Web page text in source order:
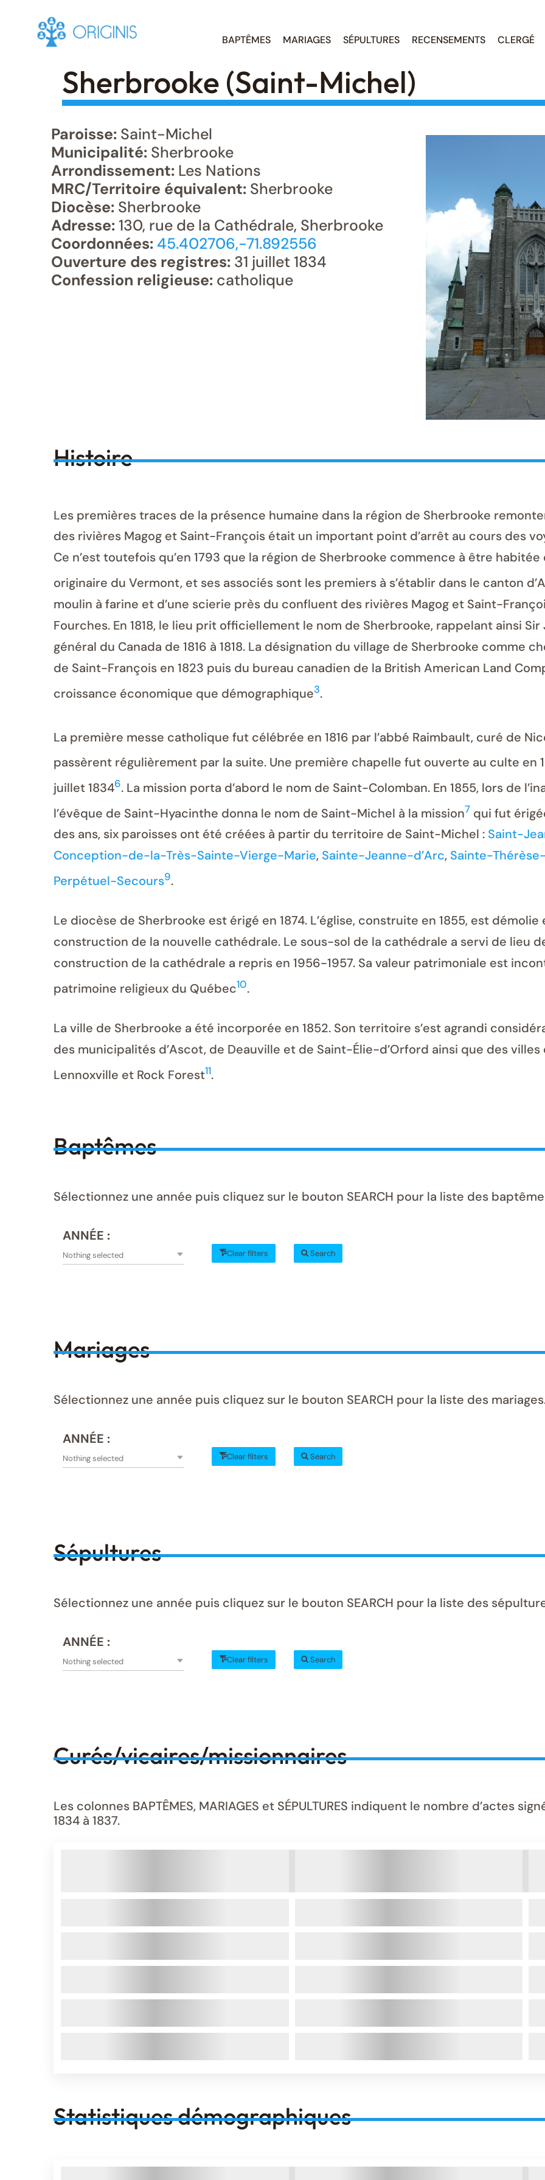
BAPTÊMES MARIAGES SÉPULTURES RECENSEMENTS CLERGÉ
Sherbrooke (Saint-Michel)
Paroisse: Saint-Michel
Municipalité: Sherbrooke
Arrondissement: Les Nations
MRC/Territoire équivalent: Sherbrooke
Diocèse: Sherbrooke
Adresse:130, rue de la Cathédrale, Sherbrooke
Coordonnées: 45.402706,-71.892556
Ouverture des registres: 31 juillet 1834
Confession religieuse: catholique
Histoire
Les premières traces de la présence humaine dans la région de Sherbrooke
des rivières Magog et Saint-François était un important point d’arrêt au cours des
Ce n’est toutefois qu’en 1793 que la région de Sherbrooke commence à être
originaire du Vermont, et ses associés sont les premiers à s’établir dans le canton
moulin à farine et d’une scierie près du confluent des rivières Magog et Saint-
Fourches. En 1818, le lieu prit officiellement le nom de Sherbrooke, rappelant ainsi
général du Canada de 1816 à 1818. La désignation du village de Sherbrooke
de Saint-François en 1823 puis du bureau canadien de la British American Land
croissance économique que démographique3.
La première messe catholique fut célébrée en 1816 par l’abbé Raimbault, curé de
passèrent régulièrement par la suite. Une première chapelle fut ouverte au culte en
juillet 18346. La mission porta d’abord le nom de Saint-Colomban. En 1855, lors de
l’évêque de Saint-Hyacinthe donna le nom de Saint-Michel à la mission7 qui fut
des ans, six paroisses ont été créées à partir du territoire de Saint-Michel : Saint-
Conception-de-la-Très-Sainte-Vierge-Marie, Sainte-Jeanne-d’Arc, Sainte-
Perpétuel-Secours9.
Le diocèse de Sherbrooke est érigé en 1874. L’église, construite en 1855, est démolie
construction de la nouvelle cathédrale. Le sous-sol de la cathédrale a servi de lieu
construction de la cathédrale a repris en 1956-1957. Sa valeur patrimoniale est
patrimoine religieux du Québec10.
La ville de Sherbrooke a été incorporée en 1852. Son territoire s’est agrandi
des municipalités d’Ascot, de Deauville et de Saint-Élie-d’Orford ainsi que des
Lennoxville et Rock Forest11.
Baptêmes
Sélectionnez une année puis cliquez sur le bouton SEARCH pour la liste des
ANNÉE :
Nothing selected Clear filters Search
Mariages
Sélectionnez une année puis cliquez sur le bouton SEARCH pour la liste des
ANNÉE :
Nothing selected Clear filters Search
Sépultures
Sélectionnez une année puis cliquez sur le bouton SEARCH pour la liste des
ANNÉE :
Nothing selected Clear filters Search
Curés/vicaires/missionnaires
Les colonnes BAPTÊMES, MARIAGES et SÉPULTURES indiquent le nombre d’actes
1834 à 1837.
Statistiques démographiques